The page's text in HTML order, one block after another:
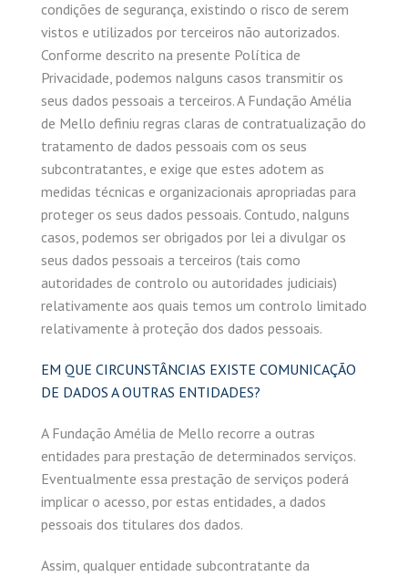
condições de segurança, existindo o risco de serem
vistos e utilizados por terceiros não autorizados.
Conforme descrito na presente Política de
Privacidade, podemos nalguns casos transmitir os
seus dados pessoais a terceiros. A Fundação Amélia
de Mello definiu regras claras de contratualização do
tratamento de dados pessoais com os seus
subcontratantes, e exige que estes adotem as
medidas técnicas e organizacionais apropriadas para
proteger os seus dados pessoais. Contudo, nalguns
casos, podemos ser obrigados por lei a divulgar os
seus dados pessoais a terceiros (tais como
autoridades de controlo ou autoridades judiciais)
relativamente aos quais temos um controlo limitado
relativamente à proteção dos dados pessoais.
EM QUE CIRCUNSTÂNCIAS EXISTE COMUNICAÇÃO
DE DADOS A OUTRAS ENTIDADES?
A Fundação Amélia de Mello recorre a outras
entidades para prestação de determinados serviços.
Eventualmente essa prestação de serviços poderá
implicar o acesso, por estas entidades, a dados
pessoais dos titulares dos dados.
Assim, qualquer entidade subcontratante da